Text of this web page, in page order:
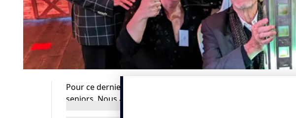
Pour ce dernier épisode de Good Culture consacré aux
seniors. Nous allons célébrer le bien-vieillir avec le concours